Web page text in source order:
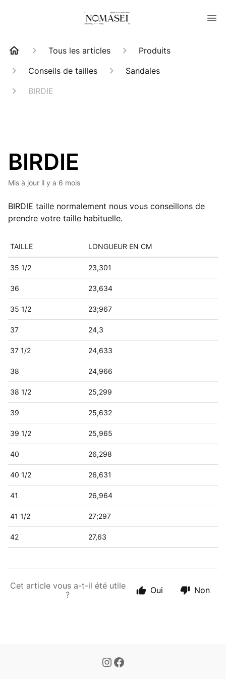
Tous les articles
Produits
Conseils de tailles
Sandales
BIRDIE
BIRDIE
Mis à jour il y a 6 mois
BIRDIE taille normalement nous vous conseillons de
prendre votre taille habituelle.
TAILLE LONGUEUR EN CM
35 1/2 23,301
36 23,634
35 1/2 23;967
37 24,3
37 1/2 24,633
38 24,966
38 1/2 25,299
39 25,632
39 1/2 25,965
40 26,298
40 1/2 26,631
41 26,964
41 1/2 27;297
42 27,63
Cet article vous a-t-il été utile
?
Oui Non